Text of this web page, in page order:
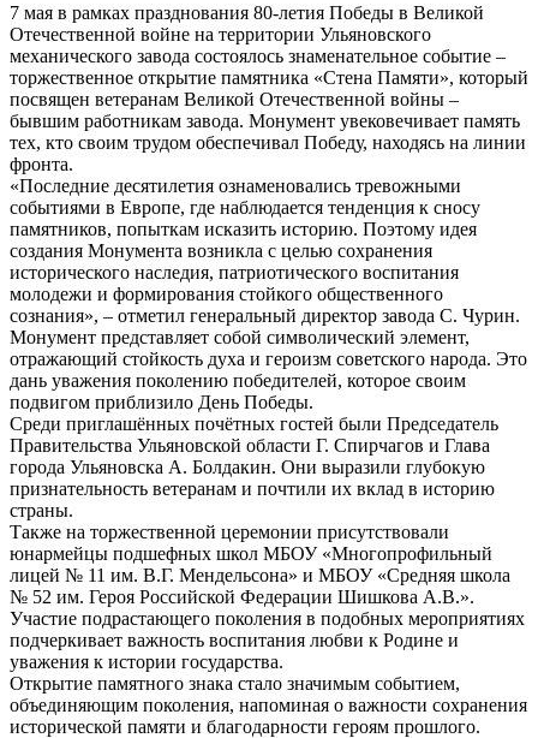
7 мая в рамках празднования 80-летия Победы в Великой
Отечественной войне на территории Ульяновского
механического завода состоялось знаменательное событие –
торжественное открытие памятника «Стена Памяти», который
посвящен ветеранам Великой Отечественной войны –
бывшим работникам завода. Монумент увековечивает память
тех, кто своим трудом обеспечивал Победу, находясь на линии
фронта.
«Последние десятилетия ознаменовались тревожными
событиями в Европе, где наблюдается тенденция к сносу
памятников, попыткам исказить историю. Поэтому идея
создания Монумента возникла с целью сохранения
исторического наследия, патриотического воспитания
молодежи и формирования стойкого общественного
сознания», – отметил генеральный директор завода С. Чурин.
Монумент представляет собой символический элемент,
отражающий стойкость духа и героизм советского народа. Это
дань уважения поколению победителей, которое своим
подвигом приблизило День Победы.
Среди приглашённых почётных гостей были Председатель
Правительства Ульяновской области Г. Спирчагов и Глава
города Ульяновска А. Болдакин. Они выразили глубокую
признательность ветеранам и почтили их вклад в историю
страны.
Также на торжественной церемонии присутствовали
юнармейцы подшефных школ МБОУ «Многопрофильный
лицей № 11 им. В.Г. Мендельсона» и МБОУ «Средняя школа
№ 52 им. Героя Российской Федерации Шишкова А.В.».
Участие подрастающего поколения в подобных мероприятиях
подчеркивает важность воспитания любви к Родине и
уважения к истории государства.
Открытие памятного знака стало значимым событием,
объединяющим поколения, напоминая о важности сохранения
исторической памяти и благодарности героям прошлого.